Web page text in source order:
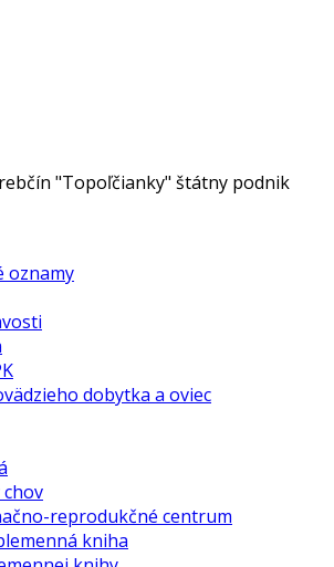
"Topoľčianky" štátny podnik
oznamy
dobytka a oviec
chov
reprodukčné centrum
kniha